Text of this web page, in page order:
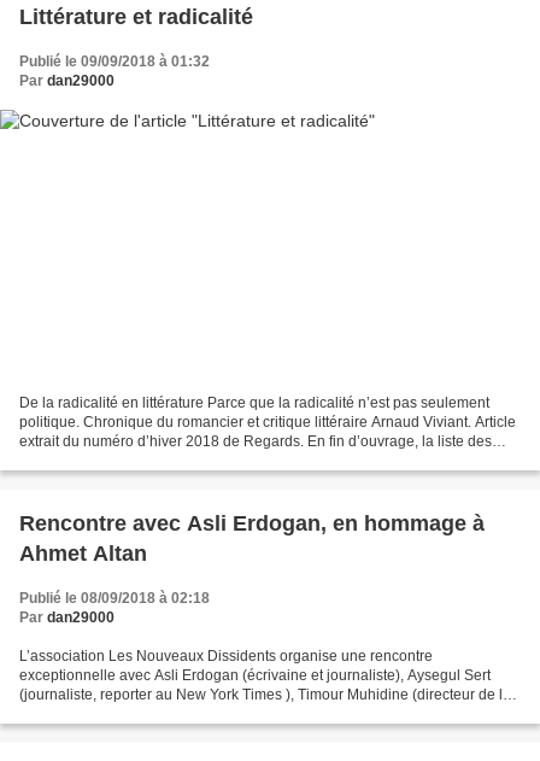
Littérature et radicalité
Publié le 09/09/2018 à 01:32
Par dan29000
De la radicalité en littérature Parce que la radicalité n’est pas seulement
politique. Chronique du romancier et critique littéraire Arnaud Viviant. Article
extrait du numéro d’hiver 2018 de Regards. En fin d’ouvrage, la liste des
Rencontre avec Asli Erdogan, en hommage à
Ahmet Altan
Publié le 08/09/2018 à 02:18
Par dan29000
L’association Les Nouveaux Dissidents organise une rencontre
exceptionnelle avec Asli Erdogan (écrivaine et journaliste), Aysegul Sert
(journaliste, reporter au New York Times ), Timour Muhidine (directeur de la